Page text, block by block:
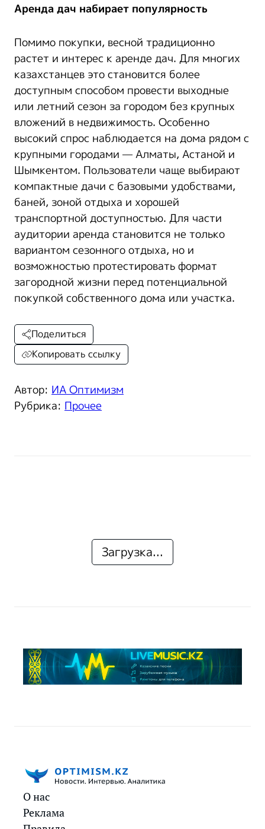
Аренда дач набирает популярность
Помимо покупки, весной традиционно
растет и интерес к аренде дач. Для многих
казахстанцев это становится более
доступным способом провести выходные
или летний сезон за городом без крупных
вложений в недвижимость. Особенно
высокий спрос наблюдается на дома рядом с
крупными городами — Алматы, Астаной и
Шымкентом. Пользователи чаще выбирают
компактные дачи с базовыми удобствами,
баней, зоной отдыха и хорошей
транспортной доступностью. Для части
аудитории аренда становится не только
вариантом сезонного отдыха, но и
возможностью протестировать формат
загородной жизни перед потенциальной
покупкой собственного дома или участка.
Автор: ИА Оптимизм
Рубрика: Прочее
Поделиться
Копировать ссылку
Загрузка...
О нас
Реклама